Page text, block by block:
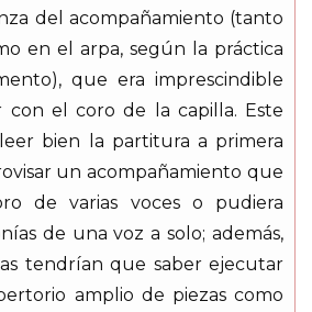
del acompañamiento (tanto
en el arpa, según la práctica
que era imprescindible
con el coro de la capilla. Este
bien la partitura a primera
un acompañamiento que
de varias voces o pudiera
de una voz a solo; además,
tendrían que saber ejecutar
amplio de piezas como